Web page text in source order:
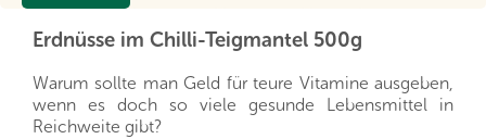
Erdnüsse im Chilli-Teigmantel 500g
Warum sollte man Geld für teure Vitamine ausgeben,
wenn es doch so viele gesunde Lebensmittel in
Reichweite gibt?